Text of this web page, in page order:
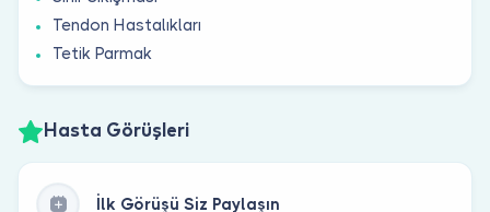
Tendon Hastalıkları
Tetik Parmak
Hasta Görüşleri
İlk Görüşü Siz Paylaşın